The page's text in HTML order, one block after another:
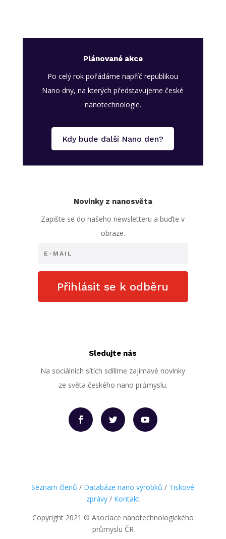
Plánované akce
Po celý rok pořádáme napříč republikou
Nano dny, na kterých představujeme české
nanotechnologie.
Kdy bude další Nano den?
Novinky z nanosvěta
Zapište se do našeho newsletteru a buďte v
obraze.
Přihlásit se k odběru
Sledujte nás
Na sociálních sítích sdílíme zajímavé novinky
ze světa českého nano průmyslu.
Seznam členů / Databáze nano výrobků / Tiskové
zprávy/ Kontakt
Copyright 2021 © Asociace nanotechnologického
průmyslu ČR